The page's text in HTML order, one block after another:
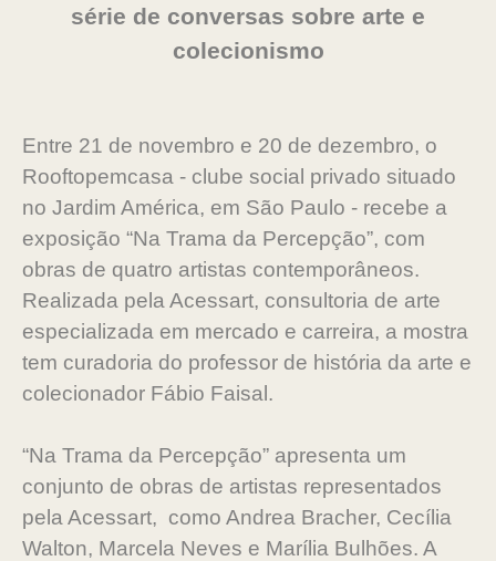
série de conversas sobre arte e
colecionismo
Entre 21 de novembro e 20 de dezembro, o
Rooftopemcasa - clube social privado situado
no Jardim América, em São Paulo - recebe a
exposição “Na Trama da Percepção”, com
obras de quatro artistas contemporâneos.
Realizada pela Acessart, consultoria de arte
especializada em mercado e carreira, a mostra
tem curadoria do professor de história da arte e
colecionador Fábio Faisal.
“Na Trama da Percepção” apresenta um
conjunto de obras de artistas representados
pela Acessart, como Andrea Bracher, Cecília
Walton, Marcela Neves e Marília Bulhões. A